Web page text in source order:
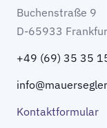
Buchenstraße 9
D-65933
+49 (69) 35 35
Kontaktformular